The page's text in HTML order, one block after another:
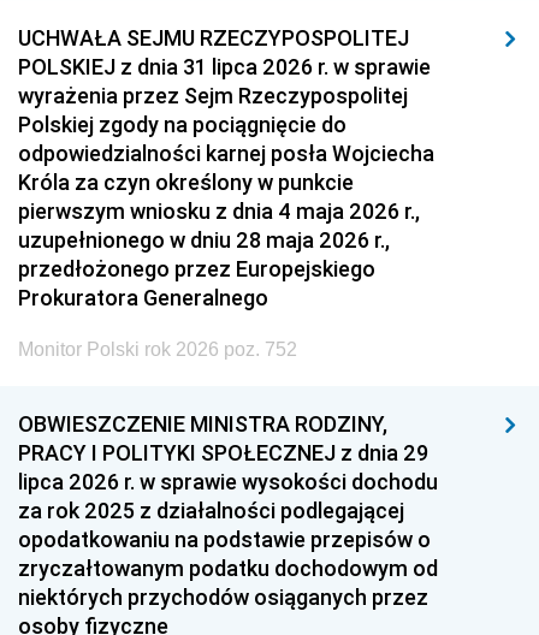
UCHWAŁA SEJMU RZECZYPOSPOLITEJ
POLSKIEJ z dnia 31 lipca 2026 r. w sprawie
wyrażenia przez Sejm Rzeczypospolitej
Polskiej zgody na pociągnięcie do
odpowiedzialności karnej posła Wojciecha
Króla za czyn określony w punkcie
pierwszym wniosku z dnia 4 maja 2026 r.,
uzupełnionego w dniu 28 maja 2026 r.,
przedłożonego przez Europejskiego
Prokuratora Generalnego
Monitor Polski rok 2026 poz. 752
OBWIESZCZENIE MINISTRA RODZINY,
PRACY I POLITYKI SPOŁECZNEJ z dnia 29
lipca 2026 r. w sprawie wysokości dochodu
za rok 2025 z działalności podlegającej
opodatkowaniu na podstawie przepisów o
zryczałtowanym podatku dochodowym od
niektórych przychodów osiąganych przez
osoby fizyczne